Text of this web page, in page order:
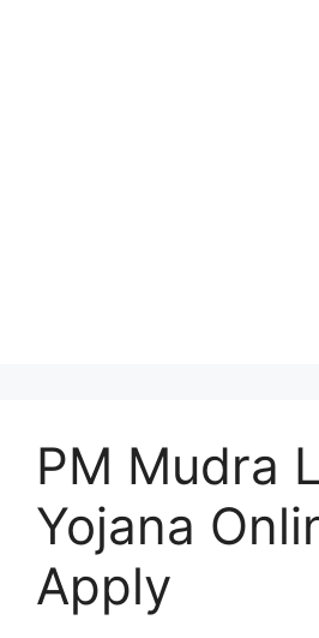
PM Mudra
Yojana
Apply